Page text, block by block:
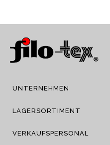
UNTERNEHMEN
LAGERSORTIMENT
VERKAUFSPERSONAL